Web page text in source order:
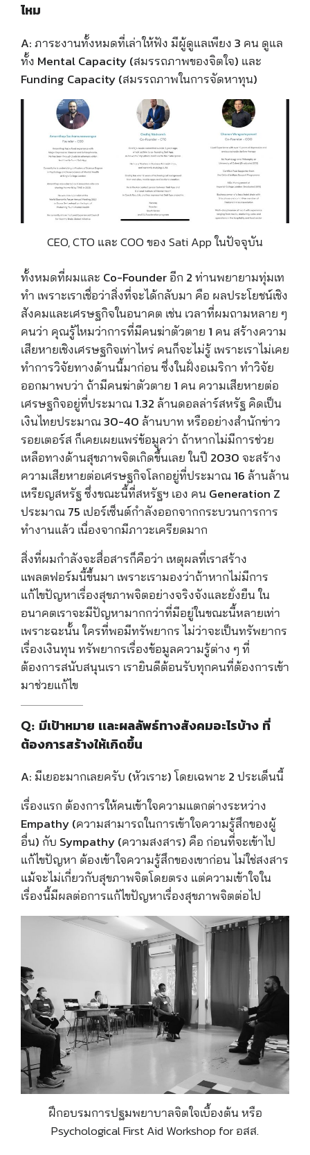
ไหม
A:ภาระงานทั้งหมดที่เล่าให้ฟัง มีผู้ดูแลเพียง 3 คน ดูแล
ทั้ง Mental Capacity (สมรรถภาพของจิตใจ) และ
Funding Capacity (สมรรถภาพในการจัดหาทุน)
CEO, CTO และ COO ของ Sati App ในปัจจุบัน
ทั้งหมดที่ผมและ Co-Founder อีก 2 ท่านพยายามทุ่มเท
ทำ เพราะเราเชื่อว่าสิ่งที่จะได้กลับมา คือ ผลประโยชน์เชิง
สังคมและเศรษฐกิจในอนาคต เช่น เวลาที่ผมถามหลาย ๆ
คนว่า คุณรู้ไหมว่าการที่มีคนฆ่าตัวตาย 1 คน สร้างความ
เสียหายเชิงเศรษฐกิจเท่าไหร่ คนก็จะไม่รู้ เพราะเราไม่เคย
ทำการวิจัยทางด้านนี้มาก่อน ซึ่งในฝั่งอเมริกา ทำวิจัย
ออกมาพบว่า ถ้ามีคนฆ่าตัวตาย 1 คน ความเสียหายต่อ
เศรษฐกิจอยู่ที่ประมาณ 1.32 ล้านดอลล่าร์สหรัฐ คิดเป็น
เงินไทยประมาณ 30-40 ล้านบาท หรืออย่างสำนักข่าว
รอยเตอร์ส ก็เคยเผยแพร่ข้อมูลว่าถ้าหากไม่มีการช่วย
เหลือทางด้านสุขภาพจิตเกิดขึ้นเลยในปี 2030 จะสร้าง
ความเสียหายต่อเศรษฐกิจโลกอยู่ที่ประมาณ 16 ล้านล้าน
เหรียญสหรัฐ ซึ่งขณะนี้ที่สหรัฐฯ เอง คนGeneration Z
ประมาณ 75 เปอร์เซ็นต์กำลังออกจากกระบวนการการ
ทำงานแล้ว เนื่องจากมีภาวะเครียดมาก
สิ่งที่ผมกำลังจะสื่อสารก็คือว่า เหตุผลที่เราสร้าง
แพลตฟอร์มนี้ขึ้นมา เพราะเรามองว่าถ้าหากไม่มีการ
แก้ไขปัญหาเรื่องสุขภาพจิตอย่างจริงจังและยั่งยืน ใน
อนาคตเราจะมีปัญหามากกว่าที่มีอยู่ในขณะนี้หลายเท่า
เพราะฉะนั้น ใครที่พอมีทรัพยากร ไม่ว่าจะเป็นทรัพยากร
เรื่องเงินทุน ทรัพยากรเรื่องข้อมูลความรู้ต่าง ๆ ที่
ต้องการสนับสนุนเรา เรายินดีต้อนรับทุกคนที่ต้องการเข้า
มาช่วยแก้ไข
Q: มีเป้าหมาย เเละผลลัพธ์ทางสังคมอะไรบ้าง ที่
ต้องการสร้างให้เกิดขึ้น
A:มีเยอะมากเลยครับ (หัวเราะ) โดยเฉพาะ 2 ประเด็นนี้
เรื่องแรก ต้องการให้คนเข้าใจความแตกต่างระหว่าง
Empathy (ความสามารถในการเข้าใจความรู้สึกของผู้
อื่น) กับ Sympathy (ความสงสาร) คือ ก่อนที่จะเข้าไป
แก้ไขปัญหา ต้องเข้าใจความรู้สึกของเขาก่อน ไม่ใช่สงสาร
แม้จะไม่เกี่ยวกับสุขภาพจิตโดยตรง แต่ความเข้าใจใน
เรื่องนี้มีผลต่อการแก้ไขปัญหาเรื่องสุขภาพจิตต่อไป
ฝึกอบรมการปฐมพยาบาลจิตใจเบื้องต้น หรือ
Psychological First Aid Workshop for อสส.